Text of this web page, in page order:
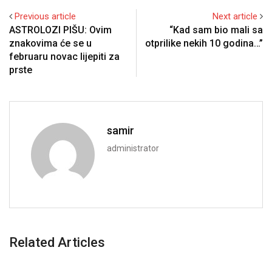
Previous article
ASTROLOZI PIŠU: Ovim
znakovima će se u
februaru novac lijepiti za
prste
Next article
“Kad sam bio mali sa
otprilike nekih 10 godina…”
samir
administrator
Related Articles